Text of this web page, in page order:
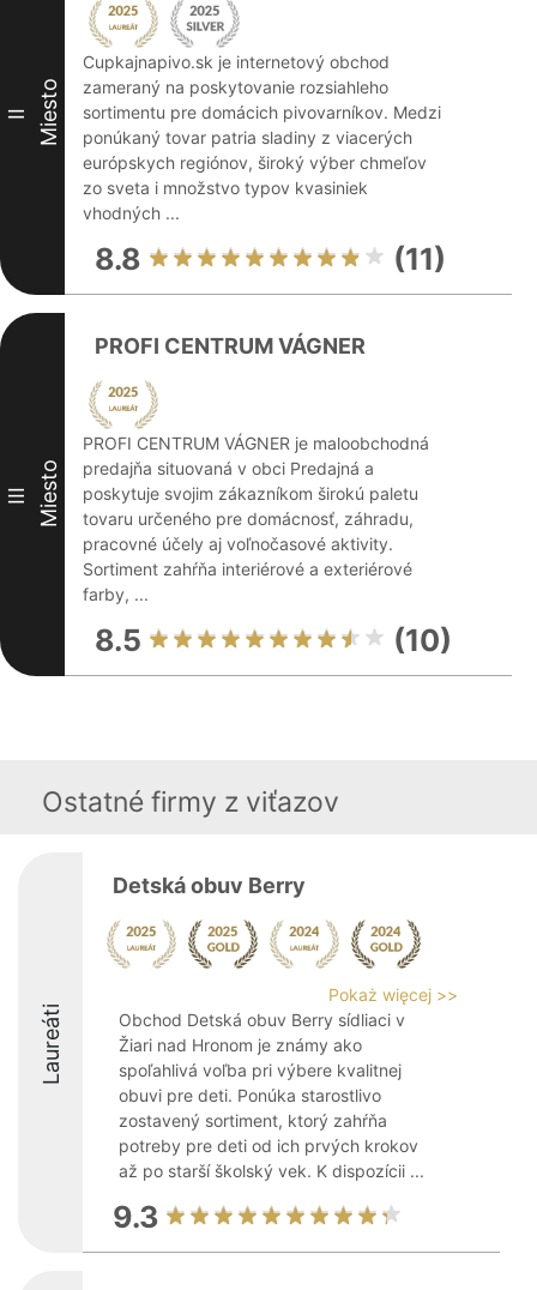
II Miesto
Cupkajnapivo.sk je internetový obchod
zameraný na poskytovanie rozsiahleho
sortimentu pre domácich pivovarníkov. Medzi
ponúkaný tovar patria sladiny z viacerých
európskych regiónov, široký výber chmeľov
zo sveta i množstvo typov kvasiniek
vhodných ...
8.8 (11)
III Miesto
PROFI CENTRUM VÁGNER
PROFI CENTRUM VÁGNER je maloobchodná
predajňa situovaná v obci Predajná a
poskytuje svojim zákazníkom širokú paletu
tovaru určeného pre domácnosť, záhradu,
pracovné účely aj voľnočasové aktivity.
Sortiment zahŕňa interiérové a exteriérové
farby, ...
8.5 (10)
Ostatné firmy z viťazov
Laureáti
Detská obuv Berry
Pokaż więcej >>
Obchod Detská obuv Berry sídliaci v
Žiari nad Hronom je známy ako
spoľahlivá voľba pri výbere kvalitnej
obuvi pre deti. Ponúka starostlivo
zostavený sortiment, ktorý zahŕňa
potreby pre deti od ich prvých krokov
až po starší školský vek. K dispozícii ...
9.3